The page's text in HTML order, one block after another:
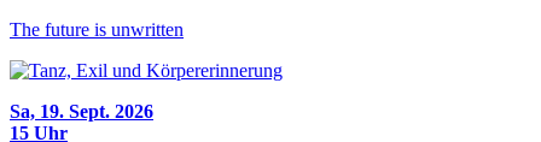
The future is unwritten
Sa, 19. Sept. 2026
15 Uhr